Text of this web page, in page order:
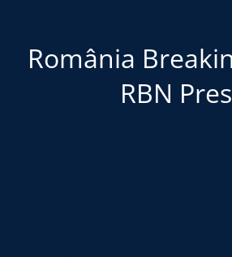
România
RBN